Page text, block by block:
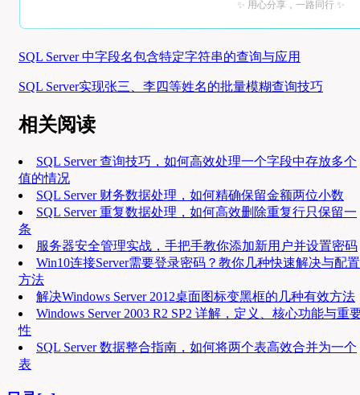
✨ 用心分享，一路同行 ✨
SQL Server 中字段名包含特定字符串的查询与应用
SQL Server实现张三、李四等姓名的批量模糊查询技巧
相关阅读
SQL Server 查询技巧，如何高效处理一个字段中存放多个
值的情况
SQL Server 财务数据处理，如何精确保留金额两位小数
SQL Server 重复数据处理，如何高效删除重复行只保留一
条
服务器安全管理实战，手把手教你添加新用户并设置密码
Win10连接Server需要登录密码？教你几种快速解决与配置
方法
解决Windows Server 2012桌面图标变黑框的几种有效方法
Windows Server 2003 R2 SP2 详解，定义、核心功能与重
性
SQL Server 数据整合指南，如何将两个表高效合并为一个
表